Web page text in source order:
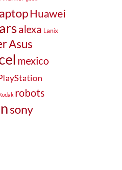
Huawei
alexa Lanix
Asus
mexico
robots
sony